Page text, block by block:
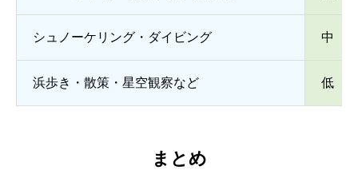
シュノーケリング・ダイビング 中
浜歩き・散策・星空観察など 低
まとめ